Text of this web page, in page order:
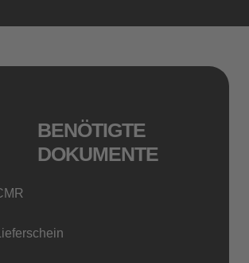
BENÖTIGTE
DOKUMENTE
Lieferschein